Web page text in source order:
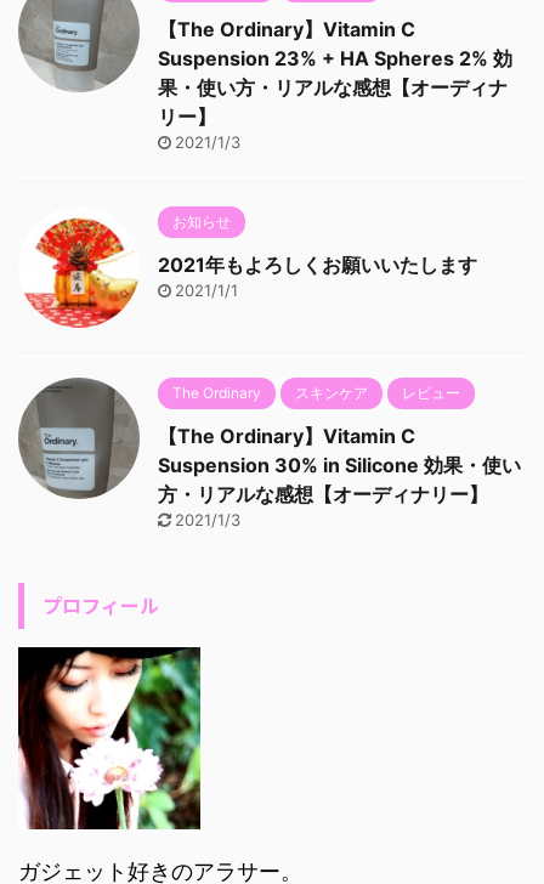
【The Ordinary】Vitamin C
Suspension 23% + HA Spheres 2% 効
果・使い方・リアルな感想【オーディナ
リー】
2021/1/3
お知らせ
2021年もよろしくお願いいたします
2021/1/1
The Ordinary スキンケア レビュー
【The Ordinary】Vitamin C
Suspension 30% in Silicone 効果・使い
方・リアルな感想【オーディナリー】
2021/1/3
プロフィール
ガジェット好きのアラサー。